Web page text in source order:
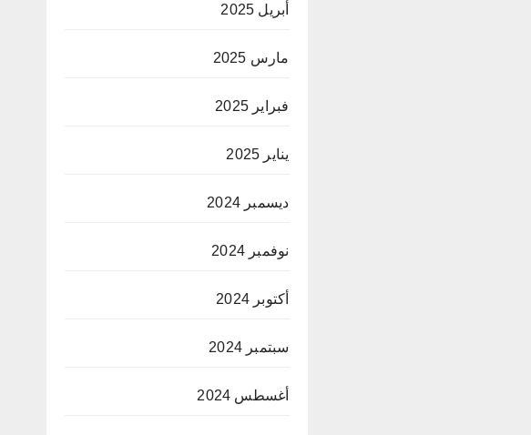
أبريل 2025
مارس 2025
فبراير 2025
يناير 2025
ديسمبر 2024
نوفمبر 2024
أكتوبر 2024
سبتمبر 2024
أغسطس 2024